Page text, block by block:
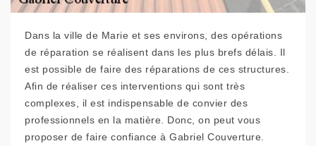
Dans la ville de Marie et ses environs, des opérations
de réparation se réalisent dans les plus brefs délais. Il
est possible de faire des réparations de ces structures.
Afin de réaliser ces interventions qui sont très
complexes, il est indispensable de convier des
professionnels en la matière. Donc, on peut vous
proposer de faire confiance à Gabriel Couverture.